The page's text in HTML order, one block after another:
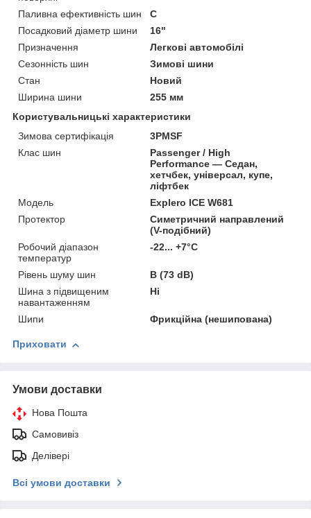
Паливна ефективність шин
C
Посадковий діаметр шини
16"
Призначення
Легкові автомобілі
Сезонність шин
Зимові шини
Стан
Новий
Ширина шини
255 мм
Користувальницькі характеристики
Зимова сертифікація
3PMSF
Клас шин
Passenger / High
Performance — Седан,
хетчбек, універсал, купе,
ліфтбек
Мoдель
Explero ICE W681
Протектор
Симетричний направлений
(V-подібний)
Робочий діапазон
температур
-22... +7°C
Рівень шуму шин
B (73 dB)
Шина з підвищеним
навантаженням
Ні
Шипи Фрикційна (нешипована)
Приховати
Умови доставки
Нова Пошта
Самовивіз
Делівері
Всі умови доставки